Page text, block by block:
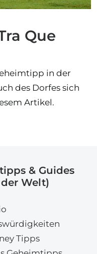
Que
in der
des Dorfes sich
Artikel.
& Guides
Welt)
Tipps